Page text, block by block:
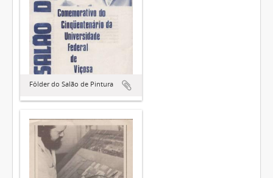
Fôlder do Salão de Pintura